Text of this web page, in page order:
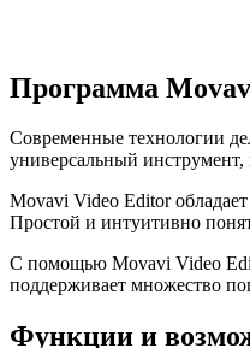
Программа
Современные технологии
универсальный
Movavi Video Editor
Простой и интуитивно
С помощью Movavi Video
поддерживает множество
Функции и